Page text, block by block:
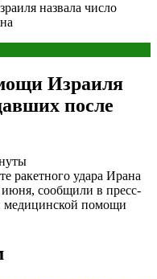
назвала число
Израиля
после
ракетного удара Ирана
сообщили в пресс-
медицинской помощи